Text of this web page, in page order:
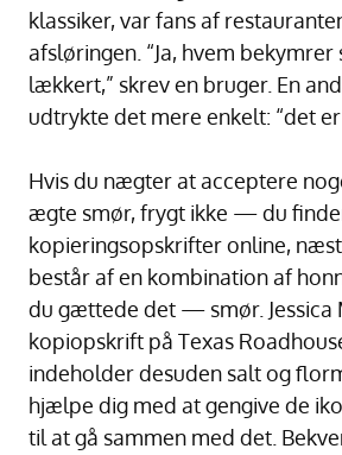
klassiker, var fans af
afsløringen. “Ja, hvem bekymrer
lækkert,” skrev en bruger. En
udtrykte det mere enkelt: “det
Hvis du nægter at acceptere
ægte smør, frygt ikke — du
kopieringsopskrifter online,
består af en kombination af
du gættede det — smør. Jessica
kopiopskrift på Texas
indeholder desuden salt og
hjælpe dig med at gengive de
til at gå sammen med det.